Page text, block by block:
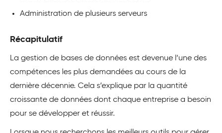
Administration de plusieurs serveurs
Récapitulatif
La gestion de bases de données est devenue l’une des
compétences les plus demandées au cours de la
dernière décennie. Cela s’explique par la quantité
croissante de données dont chaque entreprise a besoin
pour se développer et réussir.